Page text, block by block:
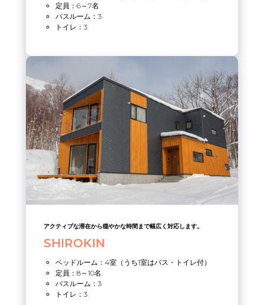
定員：6～7名
バスルーム：3
トイレ：3
アクティブな滞在から穏やかな時間まで幅広く対応します。
SHIROKIN
ベッドルーム：4室（うち1室はバス・トイレ付）
定員：8～10名
バスルーム：3
トイレ：3